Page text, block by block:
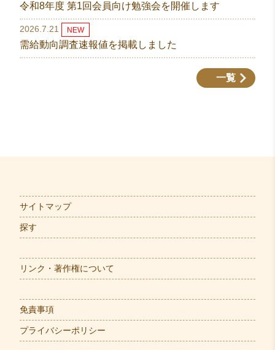
令和8年度 第1回会員向け勉強会を開催します
2026.7.21 NEW
需給動向調査速報値を掲載しました
一覧
サイトマップ
探す
リンク・著作権について
免責事項
プライバシーポリシー